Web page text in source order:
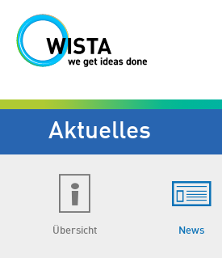
Aktuelles
Übersicht News